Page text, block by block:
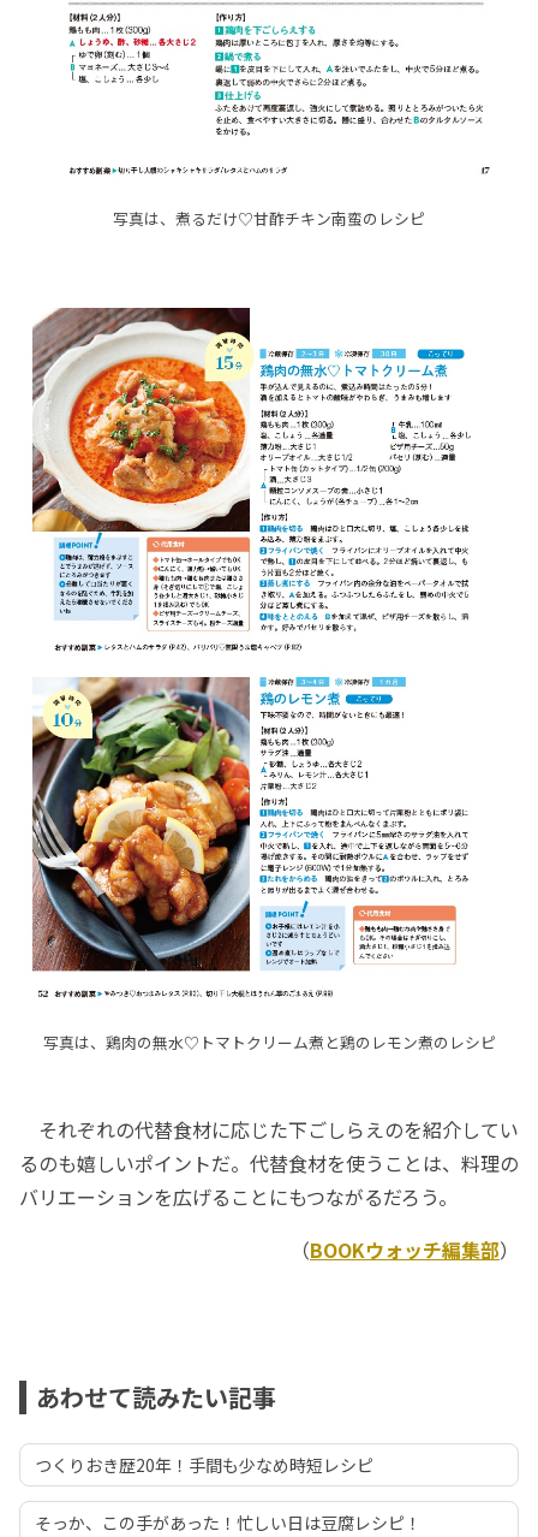
写真は、煮るだけ♡甘酢チキン南蛮のレシピ
写真は、鶏肉の無水♡トマトクリーム煮と鶏のレモン煮のレシピ
それぞれの代替食材に応じた下ごしらえのを紹介してい
るのも嬉しいポイントだ。代替食材を使うことは、料理の
バリエーションを広げることにもつながるだろう。
（BOOKウォッチ編集部）
あわせて読みたい記事
つくりおき歴20年！手間も少なめ時短レシピ
そっか、この手があった！忙しい日は豆腐レシピ！